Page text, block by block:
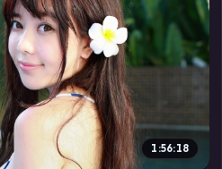
▶
1:56:18